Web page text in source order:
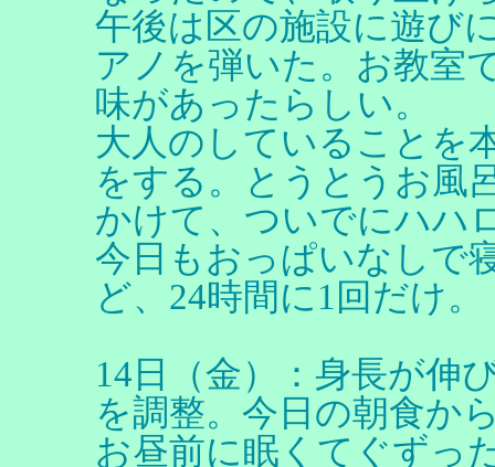
午後は区の施設に遊び
アノを弾いた。お教室
味があったらしい。
大人のしていることを
をする。とうとうお風
かけて、ついでにハハ
今日もおっぱいなしで
ど、24時間に1回だけ。
14日（金）：身長が伸
を調整。今日の朝食か
お昼前に眠くてぐずっ